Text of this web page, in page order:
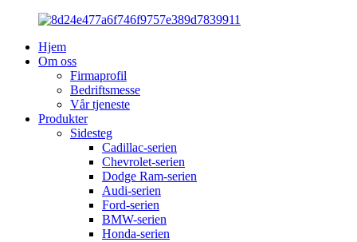
Hjem
Om oss
Firmaprofil
Bedriftsmesse
Vår tjeneste
Produkter
Sidesteg
Cadillac-serien
Chevrolet-serien
Dodge Ram-serien
Audi-serien
Ford-serien
BMW-serien
Honda-serien